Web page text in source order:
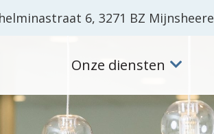
6, 3271 BZ
Onze diensten